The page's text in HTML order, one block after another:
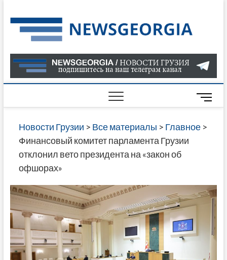
to
content
О
В
ГРУЗИИ
САЙТЕ
M
e
n
t
Новости Грузии > Все материалы > Главное>
Финансовый комитет парламента Грузии
отклонил вето президента на «закон об
офшорах»